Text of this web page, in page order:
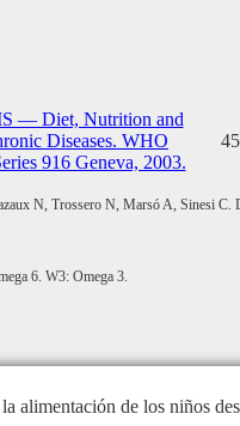
— Diet, Nutrition and
Diseases. WHO
916 Geneva, 2003.
N, Trossero N, Marsó A, Sinesi
6. W3: Omega 3.
alimentación de los niños